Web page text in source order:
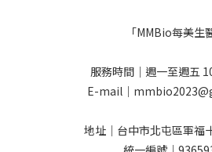
「MMBio每美生
服務時間｜週一至週五
E-mail｜
地址｜台中市北屯區軍福